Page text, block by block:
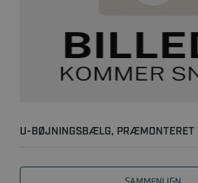
U-BØJNINGSBÆLG, PRÆMONTERET